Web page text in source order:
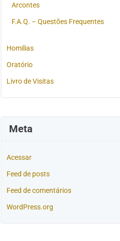
Arcontes
F.A.Q. – Questões Frequentes
Homilias
Oratório
Livro de Visitas
Meta
Acessar
Feed de posts
Feed de comentários
WordPress.org